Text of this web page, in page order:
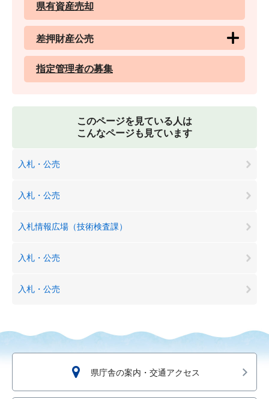
県有資産売却
差押財産公売
指定管理者の募集
このページを見ている人は
こんなページも見ています
入札・公売
入札・公売
入札情報広場（技術検査課）
入札・公売
入札・公売
県庁舎の案内・交通アクセス